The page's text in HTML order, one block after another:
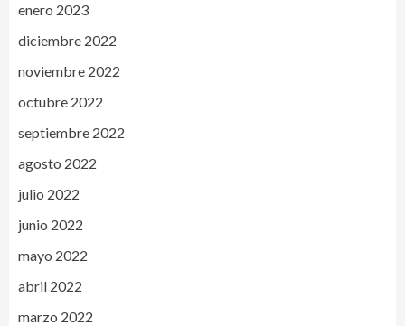
enero 2023
diciembre 2022
noviembre 2022
octubre 2022
septiembre 2022
agosto 2022
julio 2022
junio 2022
mayo 2022
abril 2022
marzo 2022